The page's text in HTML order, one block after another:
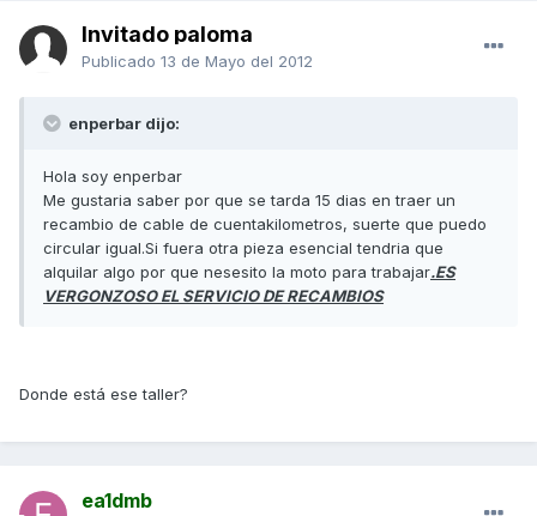
Invitado paloma
Publicado 13 de Mayo del 2012
enperbar dijo:
Hola soy enperbar
Me gustaria saber por que se tarda 15 dias en traer un
recambio de cable de cuentakilometros, suerte que puedo
circular igual.Si fuera otra pieza esencial tendria que
alquilar algo por que nesesito la moto para trabajar.ES
VERGONZOSO EL SERVICIO DE RECAMBIOS
Donde está ese taller?
ea1dmb